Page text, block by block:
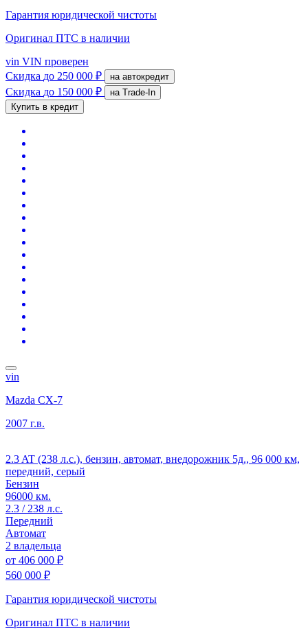
Гарантия юридической чистоты
Оригинал ПТС в наличии
vin VIN проверен
Скидка до 250 000 ₽ на автокредит
Скидка до 150 000 ₽
на Trade-In
Купить в кредит
vin
Mazda CX-7
2007 г.в.
2.3 AT (238 л.с.), бензин, автомат, внедорожник 5д., 96 000 км,
передний, серый
Бензин
96000 км.
2.3 / 238 л.с.
Передний
Автомат
2 владельца
от 406 000 ₽
560 000 ₽
Гарантия юридической чистоты
Оригинал ПТС в наличии